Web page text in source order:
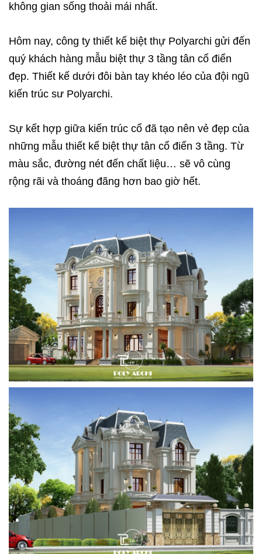
không gian sống thoải mái nhất.
Hôm nay, công ty thiết kế biệt thự Polyarchi gửi đến
quý khách hàng mẫu biệt thự 3 tầng tân cổ điển
đẹp. Thiết kế dưới đôi bàn tay khéo léo của đội ngũ
kiến trúc sư Polyarchi.
Sự kết hợp giữa kiến ​​trúc cổ đã tạo nên vẻ đẹp của
những mẫu thiết kế biệt thự tân cổ điển 3 tầng. Từ
màu sắc, đường nét đến chất liệu… sẽ vô cùng
rộng rãi và thoáng đãng hơn bao giờ hết.